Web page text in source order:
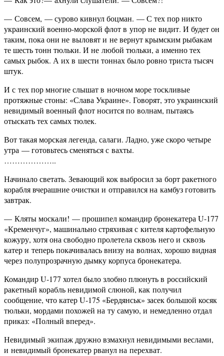
— Совсем, — сурово кивнул боцман. — С тех пор никто
украинский военно-морской флот в упор не видит. И будет он
таким, пока они не выловят и не вернут крымским рыбакам
те шесть тонн тюльки. И не любой тюльки, а именно тех
самых рыбок. А их в шести тоннах было ровно триста тысяч
штук.
И с тех пор многие слышат в ночном море тоскливые
протяжные стоны: «Слава Украине». Говорят, это украинский
невидимый военный флот носится по волнам, пытаясь
отыскать тех самых тюлек.
Вот такая морская легенда, салаги. Ладно, уже скоро четыре
утра — готовьтесь сменяться с вахты.
………………..
Начинало светать. Зевающий кок выбросил за борт ракетного
корабля вчерашние очистки и отправился на камбуз готовить
завтрак.
— Кляты москали! — прошипел командир бронекатера U-177
«Кременчуг», машинально стряхивая с кителя картофельную
кожуру, хотя она свободно пролетела сквозь него и сквозь
катер и теперь покачивалась внизу на волнах, хорошо видная
через полупрозрачную дымку корпуса бронекатера.
Командир U-177 хотел было злобно плюнуть в российский
ракетный корабль невидимой слюной, как получил
сообщение, что катер U-175 «Бердянськ» засек большой косяк
тюльки, мордами похожей на ту самую, и немедленно отдал
приказ: «Полный вперед».
Невидимый экипаж дружно взмахнул невидимыми веслами,
и невидимый бронекатер рванул на перехват.